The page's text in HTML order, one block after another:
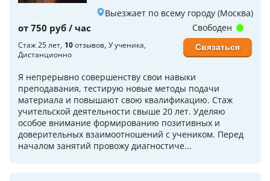
Выезжает по всему городу (Москва)
от 750 руб / час
Стаж 25 лет 10отзывов У ученика
Дистанционно
Я непрерывно совершенству свои навыки
преподавания, тестирую новые методы подачи
материала и повышают свою квалификацию. Стаж
учительской деятельности свыше 20 лет. Уделяю
особое внимание формированию позитивных и
доверительных взаимоотношений с учеником. Перед
началом занятий провожу диагностиче...
Свободен
Связаться